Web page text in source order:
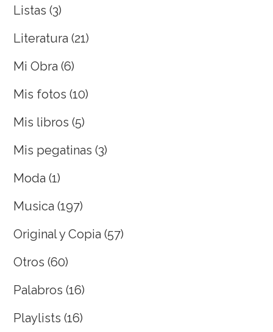
Listas (3)
Literatura (21)
Mi Obra (6)
Mis fotos (10)
Mis libros (5)
Mis pegatinas (3)
Moda (1)
Musica (197)
Original y Copia (57)
Otros (60)
Palabros (16)
Playlists (16)